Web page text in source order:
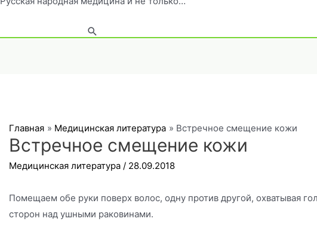
Поиск
Главная Медицинская литература Встречное смещение кожи
Встречное смещение кожи
Медицинская литература / 28.09.2018
Помещаем обе руки поверх волос, одну против другой, охватывая
сторон над ушными раковинами.